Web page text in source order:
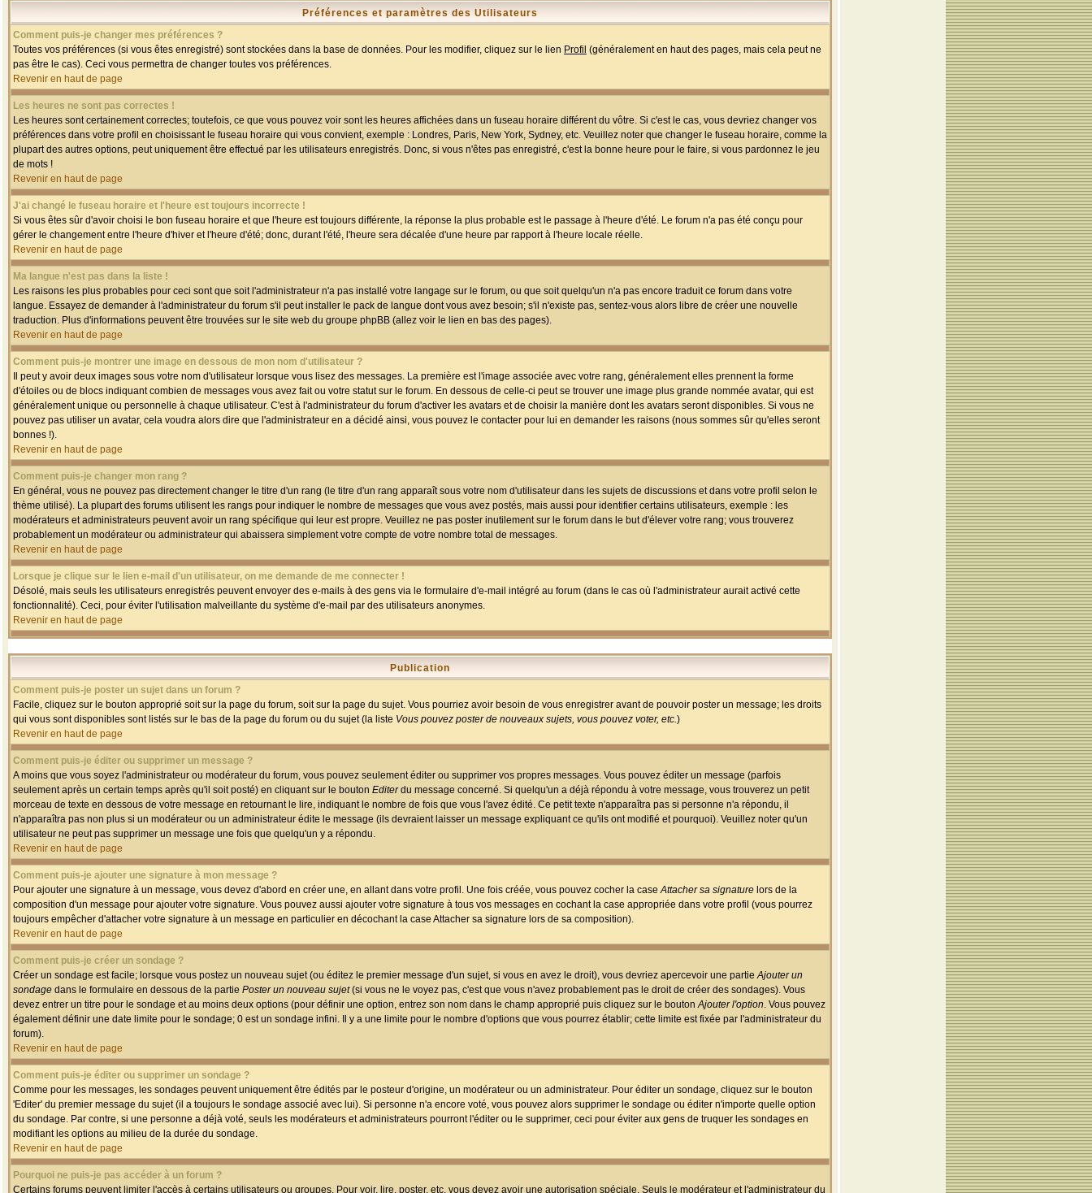
Préférences et paramètres des Utilisateurs
Comment puis-je changer mes préférences ?
Toutes vos préférences (si vous êtes enregistré) sont stockées dans la base de données. Pour les modifier, cliquez sur le lien Profil (généralement en haut des pages, mais cela peut ne
pas être le cas). Ceci vous permettra de changer toutes vos préférences.
Revenir en haut de page
Les heures ne sont pas correctes !
Les heures sont certainement correctes; toutefois, ce que vous pouvez voir sont les heures affichées dans un fuseau horaire différent du vôtre. Si c'est le cas, vous devriez changer vos
préférences dans votre profil en choisissant le fuseau horaire qui vous convient, exemple : Londres, Paris, New York, Sydney, etc. Veuillez noter que changer le fuseau horaire, comme la
plupart des autres options, peut uniquement être effectué par les utilisateurs enregistrés. Donc, si vous n'êtes pas enregistré, c'est la bonne heure pour le faire, si vous pardonnez le jeu
de mots !
Revenir en haut de page
J'ai changé le fuseau horaire et l'heure est toujours incorrecte !
Si vous êtes sûr d'avoir choisi le bon fuseau horaire et que l'heure est toujours différente, la réponse la plus probable est le passage à l'heure d'été. Le forum n'a pas été conçu pour
gérer le changement entre l'heure d'hiver et l'heure d'été; donc, durant l'été, l'heure sera décalée d'une heure par rapport à l'heure locale réelle.
Revenir en haut de page
Ma langue n'est pas dans la liste !
Les raisons les plus probables pour ceci sont que soit l'administrateur n'a pas installé votre langage sur le forum, ou que soit quelqu'un n'a pas encore traduit ce forum dans votre
langue. Essayez de demander à l'administrateur du forum s'il peut installer le pack de langue dont vous avez besoin; s'il n'existe pas, sentez-vous alors libre de créer une nouvelle
traduction. Plus d'informations peuvent être trouvées sur le site web du groupe phpBB (allez voir le lien en bas des pages).
Revenir en haut de page
Comment puis-je montrer une image en dessous de mon nom d'utilisateur ?
Il peut y avoir deux images sous votre nom d'utilisateur lorsque vous lisez des messages. La première est l'image associée avec votre rang, généralement elles prennent la forme
d'étoiles ou de blocs indiquant combien de messages vous avez fait ou votre statut sur le forum. En dessous de celle-ci peut se trouver une image plus grande nommée avatar, qui est
généralement unique ou personnelle à chaque utilisateur. C'est à l'administrateur du forum d'activer les avatars et de choisir la manière dont les avatars seront disponibles. Si vous ne
pouvez pas utiliser un avatar, cela voudra alors dire que l'administrateur en a décidé ainsi, vous pouvez le contacter pour lui en demander les raisons (nous sommes sûr qu'elles seront
bonnes !).
Revenir en haut de page
Comment puis-je changer mon rang ?
En général, vous ne pouvez pas directement changer le titre d'un rang (le titre d'un rang apparaît sous votre nom d'utilisateur dans les sujets de discussions et dans votre profil selon le
thème utilisé). La plupart des forums utilisent les rangs pour indiquer le nombre de messages que vous avez postés, mais aussi pour identifier certains utilisateurs, exemple : les
modérateurs et administrateurs peuvent avoir un rang spécifique qui leur est propre. Veuillez ne pas poster inutilement sur le forum dans le but d'élever votre rang; vous trouverez
probablement un modérateur ou administrateur qui abaissera simplement votre compte de votre nombre total de messages.
Revenir en haut de page
Lorsque je clique sur le lien e-mail d'un utilisateur, on me demande de me connecter !
Désolé, mais seuls les utilisateurs enregistrés peuvent envoyer des e-mails à des gens via le formulaire d'e-mail intégré au forum (dans le cas où l'administrateur aurait activé cette
fonctionnalité). Ceci, pour éviter l'utilisation malveillante du système d'e-mail par des utilisateurs anonymes.
Revenir en haut de page
Publication
Comment puis-je poster un sujet dans un forum ?
Facile, cliquez sur le bouton approprié soit sur la page du forum, soit sur la page du sujet. Vous pourriez avoir besoin de vous enregistrer avant de pouvoir poster un message; les droits
qui vous sont disponibles sont listés sur le bas de la page du forum ou du sujet (la liste Vous pouvez poster de nouveaux sujets, vous pouvez voter, etc.)
Revenir en haut de page
Comment puis-je éditer ou supprimer un message ?
A moins que vous soyez l'administrateur ou modérateur du forum, vous pouvez seulement éditer ou supprimer vos propres messages. Vous pouvez éditer un message (parfois
seulement après un certain temps après qu'il soit posté) en cliquant sur le bouton Editerdu message concerné. Si quelqu'un a déjà répondu à votre message, vous trouverez un petit
morceau de texte en dessous de votre message en retournant le lire, indiquant le nombre de fois que vous l'avez édité. Ce petit texte n'apparaîtra pas si personne n'a répondu, il
n'apparaîtra pas non plus si un modérateur ou un administrateur édite le message (ils devraient laisser un message expliquant ce qu'ils ont modifié et pourquoi). Veuillez noter qu'un
utilisateur ne peut pas supprimer un message une fois que quelqu'un y a répondu.
Revenir en haut de page
Comment puis-je ajouter une signature à mon message ?
Pour ajouter une signature à un message, vous devez d'abord en créer une, en allant dans votre profil. Une fois créée, vous pouvez cocher la caseAttacher sa signature lors de la
composition d'un message pour ajouter votre signature. Vous pouvez aussi ajouter votre signature à tous vos messages en cochant la case appropriée dans votre profil (vous pourrez
toujours empêcher d'attacher votre signature à un message en particulier en décochant la case Attacher sa signature lors de sa composition).
Revenir en haut de page
Comment puis-je créer un sondage ?
Créer un sondage est facile; lorsque vous postez un nouveau sujet (ou éditez le premier message d'un sujet, si vous en avez le droit), vous devriez apercevoir une partieAjouter un
sondage dans le formulaire en dessous de la partie Poster un nouveau sujet(si vous ne le voyez pas, c'est que vous n'avez probablement pas le droit de créer des sondages). Vous
devez entrer un titre pour le sondage et au moins deux options (pour définir une option, entrez son nom dans le champ approprié puis cliquez sur le boutonAjouter l'option. Vous pouvez
également définir une date limite pour le sondage; 0 est un sondage infini. Il y a une limite pour le nombre d'options que vous pourrez établir; cette limite est fixée par l'administrateur du
forum).
Revenir en haut de page
Comment puis-je éditer ou supprimer un sondage ?
Comme pour les messages, les sondages peuvent uniquement être édités par le posteur d'origine, un modérateur ou un administrateur. Pour éditer un sondage, cliquez sur le bouton
'Editer' du premier message du sujet (il a toujours le sondage associé avec lui). Si personne n'a encore voté, vous pouvez alors supprimer le sondage ou éditer n'importe quelle option
du sondage. Par contre, si une personne a déjà voté, seuls les modérateurs et administrateurs pourront l'éditer ou le supprimer, ceci pour éviter aux gens de truquer les sondages en
modifiant les options au milieu de la durée du sondage.
Revenir en haut de page
Pourquoi ne puis-je pas accéder à un forum ?
Certains forums peuvent limiter l'accès à certains utilisateurs ou groupes. Pour voir, lire, poster, etc. vous devez avoir une autorisation spéciale. Seuls le modérateur et l'administrateur du